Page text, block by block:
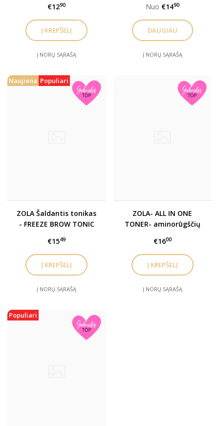
€1290
Į KREPŠELĮ
Į NORŲ SĄRAŠĄ
Nuo €1490
DAUGIAU
Į NORŲ SĄRAŠĄ
Naujiena Populiari
ZOLA Šaldantis tonikas
- FREEZE BROW TONIC
€1549
Į KREPŠELĮ
Į NORŲ SĄRAŠĄ
ZOLA- ALL IN ONE
TONER- aminorūgščių
€1600
Į KREPŠELĮ
Į NORŲ SĄRAŠĄ
Populiari